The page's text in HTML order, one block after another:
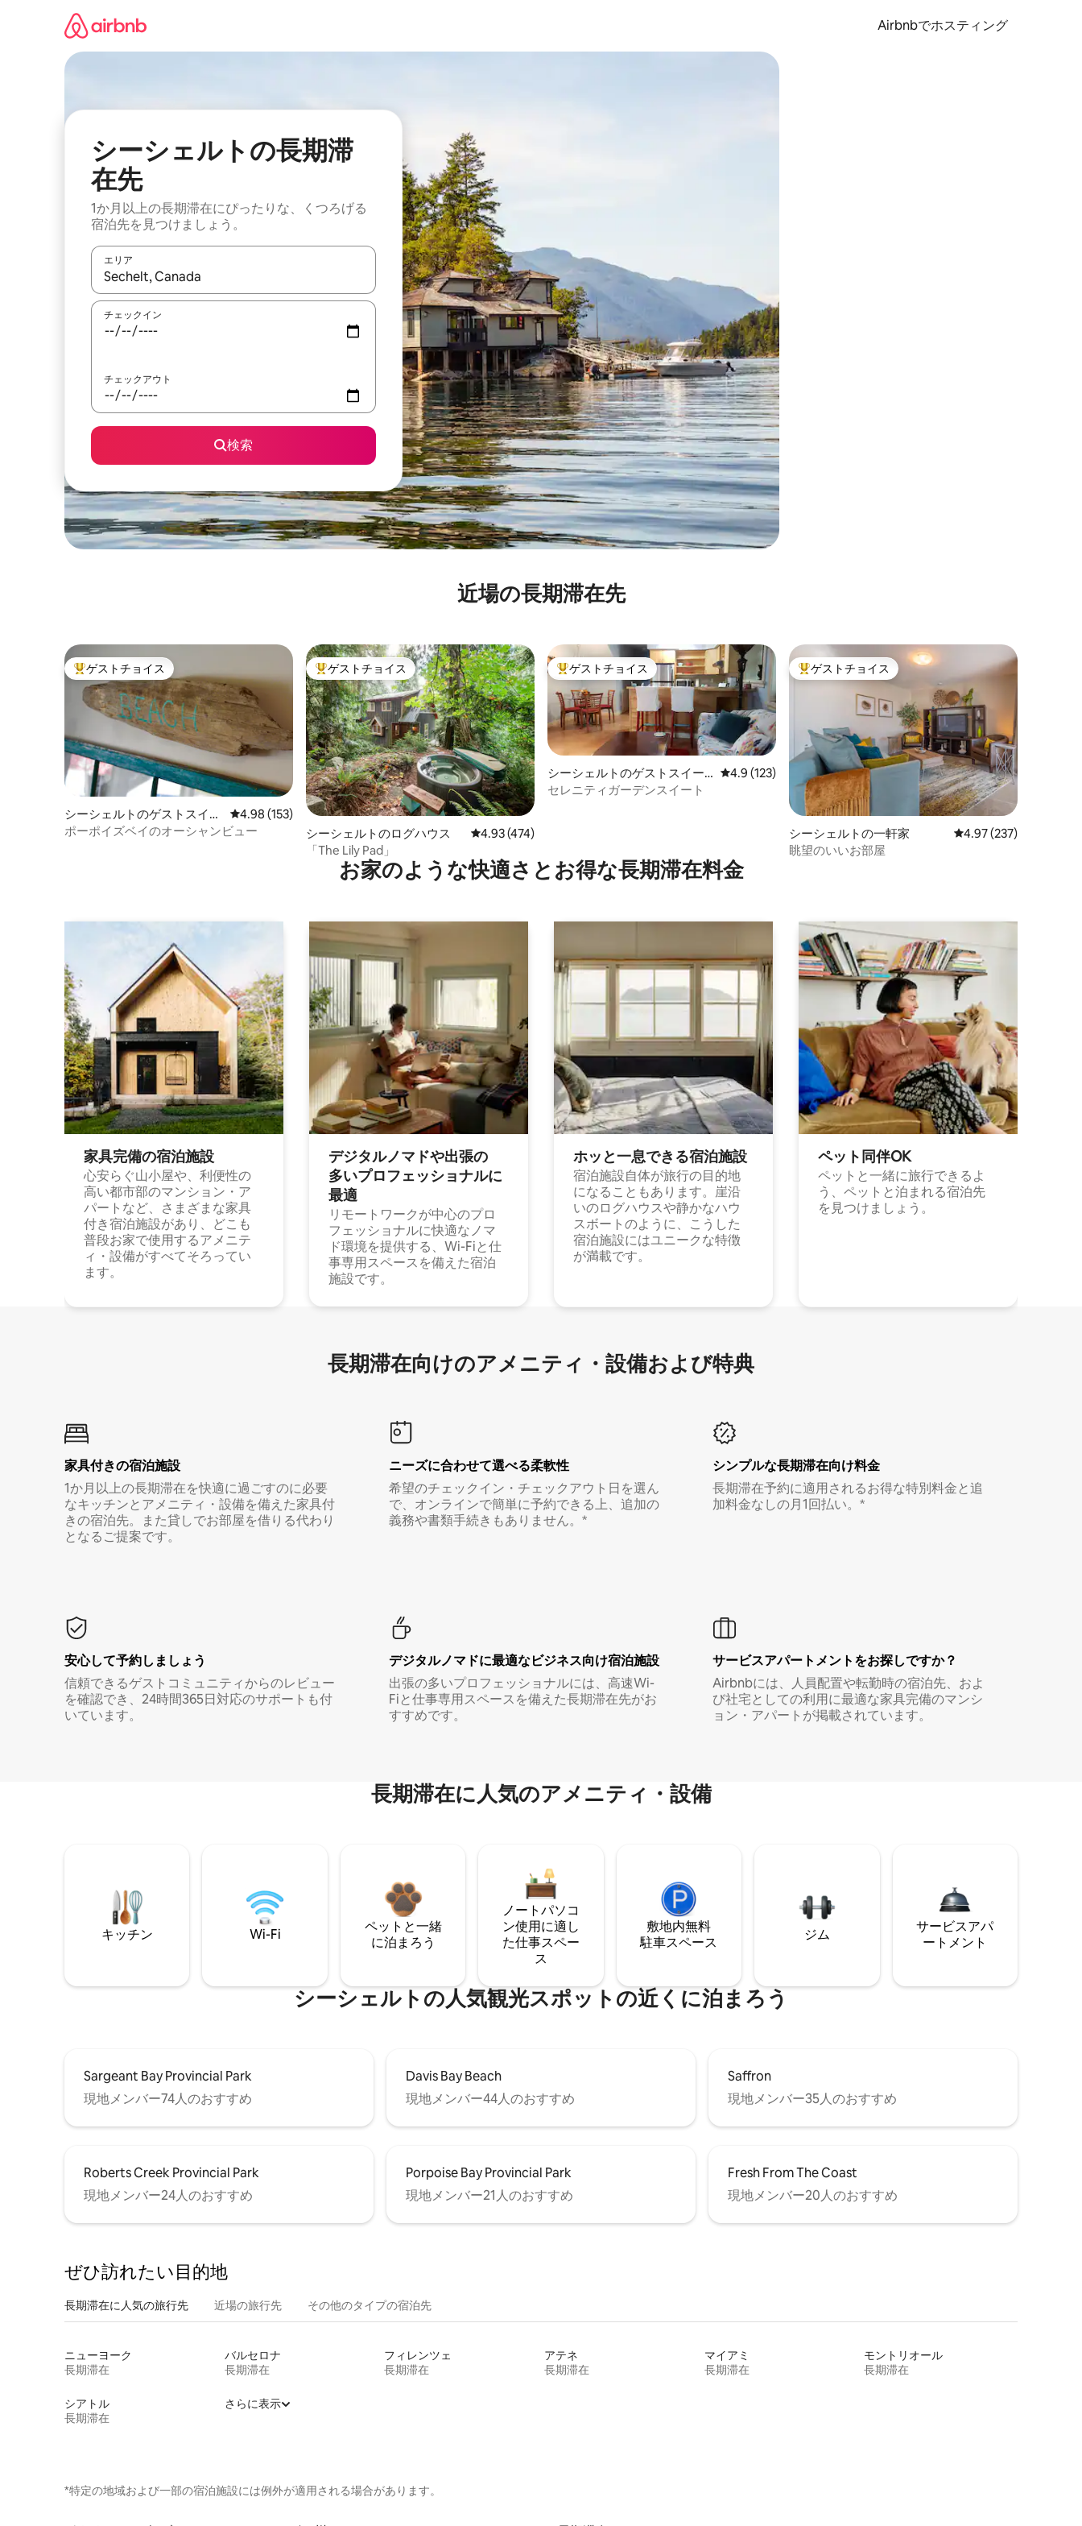
Airbnbでホスティング
シーシェルトの長期滞
在先
1か月以上の長期滞在にぴったりな、くつろげる
宿泊先を見つけましょう。
エリア
検索結果が表示されたら、上下の矢印キーを使って移動するか、画面をタッチまたはスワイプして検索結果を確認することができます。
チェックイン
チェックアウト
検索
近場の長期滞在先
大好評のゲストチョイスです。
ゲストチョイス
シーシェルトのゲストスイー
ト
レビュー153件、5つ星中4.98つ星の平均評価
4.98 (153)
ポーポイズベイのオーシャンビュー
大好評のゲストチョイスです。
ゲストチョイス
シーシェルトのログハウス レビュー474件、5つ星中4.93つ星の平均評価
4.93 (474)
「The Lily Pad」
大好評のゲストチョイスです。
ゲストチョイス
シーシェルトのゲストスイー
ト
レビュー123件、5つ星中4.9つ星の平均評価
4.9 (123)
セレニティガーデンスイート
大好評のゲストチョイスです。
ゲストチョイス
シーシェルトの一軒家 レビュー237件、5つ
4.97 (237)
眺望のいいお部屋
お家のような快⁠適⁠さ⁠とお⁠得⁠な長⁠期⁠滞⁠在料⁠金
家具完備の宿⁠泊⁠施⁠設
心安らぐ山小屋や、利便性の
高い都市部のマンション・ア
パートなど、さまざまな家具
付き宿泊施設があり、どこも
普段お家で使用するアメニテ
ィ・設備がすべてそろってい
ます。
デジタルノマドや出⁠張⁠の
多⁠いプ⁠ロ⁠フ⁠ェ⁠ッ⁠シ⁠ョ⁠ナ⁠ル⁠に
最⁠適
リモートワークが中心のプロ
フェッショナルに快適なノマ
ド環境を提供する、Wi-Fiと仕
事専用スペースを備えた宿泊
施設です。
ホッと一⁠息⁠で⁠き⁠る宿⁠泊施⁠設
宿泊施設自体が旅行の目的地
になることもあります。崖沿
いのログハウスや静かなハウ
スボートのように、こうした
宿泊施設にはユニークな特徴
が満載です。
ペット同⁠伴OK
ペットと一緒に旅行できるよ
う、ペットと泊まれる宿泊先
を見つけましょう。
長期滞在向け⁠のア⁠メ⁠ニ⁠テ⁠ィ⁠・設⁠備⁠および特⁠典
家具付き⁠の宿⁠泊⁠施⁠設
1か月以上の長期滞在を快適に過ごすのに必要
なキッチンとアメニティ・設備を備えた家具付
きの宿泊先。また貸しでお部屋を借りる代わり
となるご提案です。
ニーズに合わせて選べる柔軟性
希望のチェックイン・チェックアウト日を選ん
で、オンラインで簡単に予約できる上、追加の
義務や書類手続きもありません。*
シンプルな長期滞在向け料金
長期滞在予約に適用されるお得な特別料金と追
加料金なしの月1回払い。*
安心して予約しましょう
信頼できるゲストコミュニティからのレビュー
を確認でき、24時間365日対応のサポートも付
いています。
デジタルノマド⁠に最⁠適⁠なビ⁠ジ⁠ネ⁠ス⁠向⁠け宿⁠泊⁠施⁠設
出張の多いプロフェッショナルには、高速Wi-
Fiと仕事専用スペースを備えた長期滞在先がお
すすめです。
サービスアパートメントをお探しですか？
Airbnbには、人員配置や転勤時の宿泊先、およ
び社宅としての利用に最適な家具完備のマンシ
ョン・アパートが掲載されています。
長期滞在に人気のアメニティ・設備
キッチン Wi-Fi
ペットと一緒
に泊まろう
ノートパソコ
ン使用に適し
た仕事スペー
ス
敷地内無料
駐⁠車ス⁠ペ⁠ー⁠ス
ジム
サービスアパ
ートメント
シーシェルトの人気観光スポットの近くに泊まろう
Sargeant Bay Provincial Park
現地メンバー74人のおすすめ
Davis Bay Beach
現地メンバー44人のおすすめ
Saffron
現地メンバー35人のおすすめ
Roberts Creek Provincial Park
現地メンバー24人のおすすめ
Porpoise Bay Provincial Park
現地メンバー21人のおすすめ
Fresh From The Coast
現地メンバー20人のおすすめ
ぜひ訪⁠れ⁠た⁠い目⁠的⁠地
長期滞在に人気の旅行先 近場の旅行先 その他のタ⁠イ⁠プ⁠の宿⁠泊⁠先
ニューヨーク
長期滞在
バルセロナ
長期滞在
フィレンツェ
長期滞在
アテネ
長期滞在
マイアミ
長期滞在
モントリオール
長期滞在
シアトル
長期滞在
さらに表示
*特定の地域および一部の宿泊施設には例外が適用される場合があります。